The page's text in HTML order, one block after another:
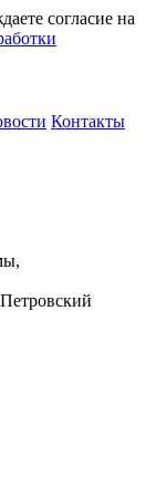
согласие на
Контакты